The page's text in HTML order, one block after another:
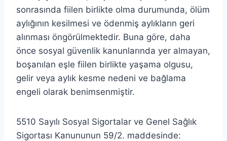
sonrasında fiilen birlikte olma durumunda, ölüm
aylığının kesilmesi ve ödenmiş aylıkların geri
alınması öngörülmektedir. Buna göre, daha
önce sosyal güvenlik kanunlarında yer almayan,
boşanılan eşle fiilen birlikte yaşama olgusu,
gelir veya aylık kesme nedeni ve bağlama
engeli olarak benimsenmiştir.
5510 Sayılı Sosyal Sigortalar ve Genel Sağlık
Sigortası Kanununun 59/2. maddesinde: